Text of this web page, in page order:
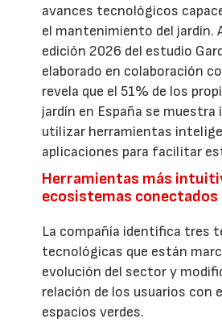
avances tecnológicos
el mantenimiento del jardín.
edición 2026 del estudio
elaborado en colaboración
revela que el 51% de los
jardín en España se muestra
utilizar herramientas
aplicaciones para facilitar
Herramientas más
ecosistemas conectados
La compañía identifica tres
tecnológicas que están
evolución del sector y
relación de los usuarios con
espacios verdes.